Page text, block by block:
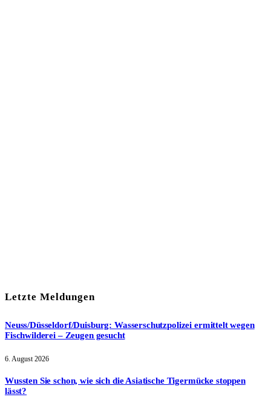
Letzte Meldungen
Neuss/Düsseldorf/Duisburg: Wasserschutzpolizei ermittelt wegen
Fischwilderei – Zeugen gesucht
6. August 2026
Wussten Sie schon, wie sich die Asiatische Tigermücke stoppen
lässt?